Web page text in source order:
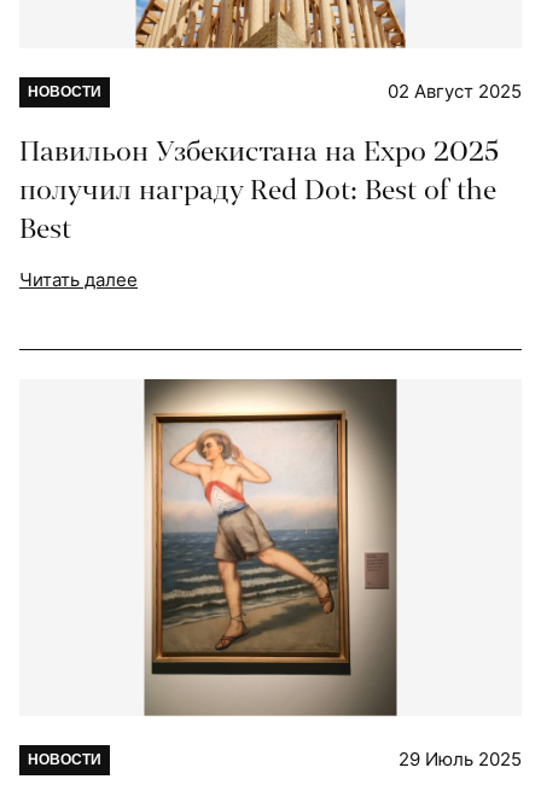
НОВОСТИ 02 Август 2025
Павильон Узбекистана на Expo 2025
получил награду Red Dot: Best of the
Best
Читать далее
НОВОСТИ 29 Июль 2025